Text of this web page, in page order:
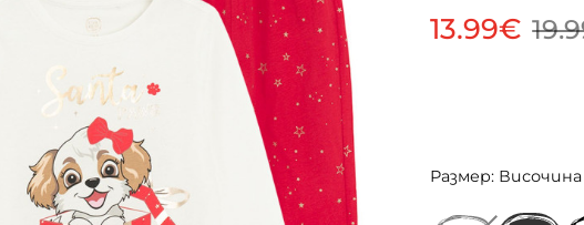
13.99€
Размер: